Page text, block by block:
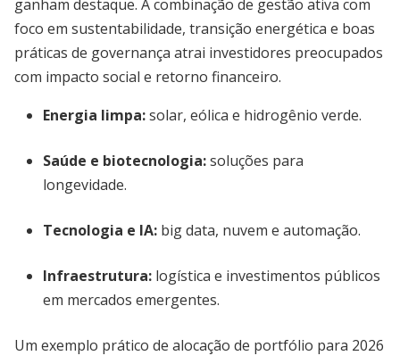
ganham destaque. A combinação de gestão ativa com
foco em sustentabilidade, transição energética e boas
práticas de governança atrai investidores preocupados
com impacto social e retorno financeiro.
Energia limpa:solar, eólica e hidrogênio verde.
Saúde e biotecnologia:soluções para
longevidade.
Tecnologia e IA: big data, nuvem e automação.
Infraestrutura: logística e investimentos públicos
em mercados emergentes.
Um exemplo prático de alocação de portfólio para 2026